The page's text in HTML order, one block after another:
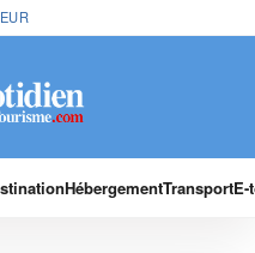
HébergementTransport